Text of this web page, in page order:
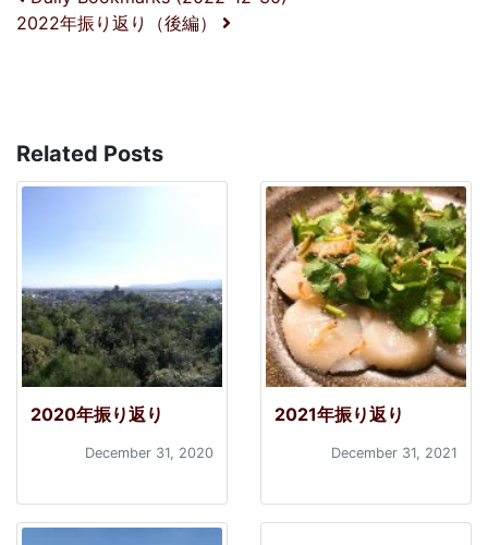
2022年振り返り（後編）
Related Posts
2020年振り返り
December 31, 2020
2021年振り返り
December 31, 2021